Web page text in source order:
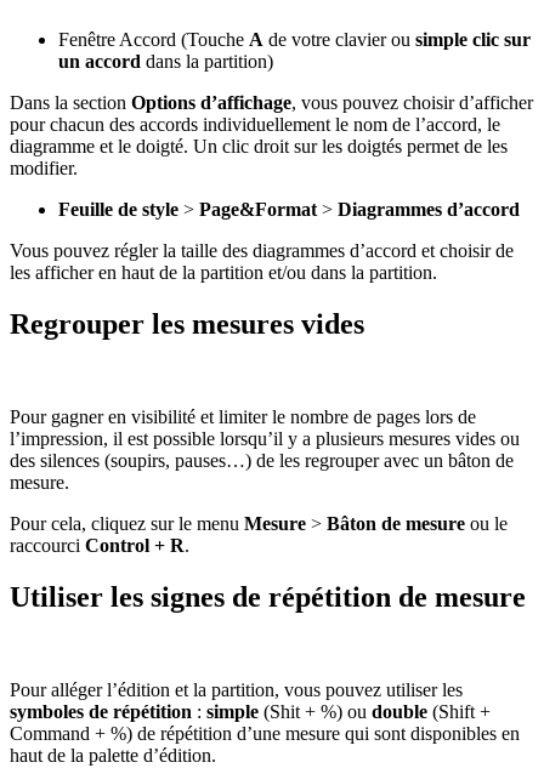
Fenêtre Accord (Touche A de votre clavier ou simple clic sur
un accord dans la partition)
Dans la section Options d’affichage, vous pouvez choisir d’afficher
pour chacun des accords individuellement le nom de l’accord, le
diagramme et le doigté. Un clic droit sur les doigtés permet de les
modifier.
Feuille de style > Page&Format> Diagrammes d’accord
Vous pouvez régler la taille des diagrammes d’accord et choisir de
les afficher en haut de la partition et/ou dans la partition.
Regrouper les mesures vides
Pour gagner en visibilité et limiter le nombre de pages lors de
l’impression, il est possible lorsqu’il y a plusieurs mesures vides ou
des silences (soupirs, pauses…) de les regrouper avec un bâton de
mesure.
Pour cela, cliquez sur le menu Mesure > Bâton de mesure ou le
raccourci Control + R.
Utiliser les signes de répétition de mesure
Pour alléger l’édition et la partition, vous pouvez utiliser les
symboles de répétition : simple (Shit + %) ou double (Shift +
Command + %) de répétition d’une mesure qui sont disponibles en
haut de la palette d’édition.